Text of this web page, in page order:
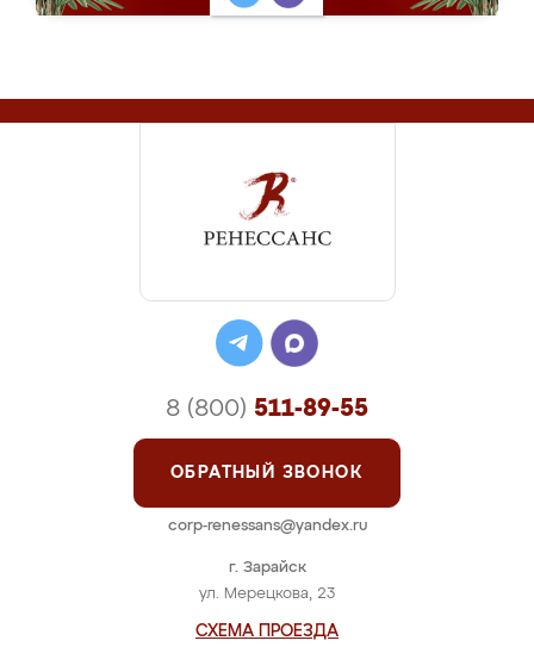
г. Зарайск
ул. Мерецкова, 23
СХЕМА ПРОЕЗДА
8 (800) 511-89-55
ОБРАТНЫЙ ЗВОНОК
corp-renessans@yandex.ru